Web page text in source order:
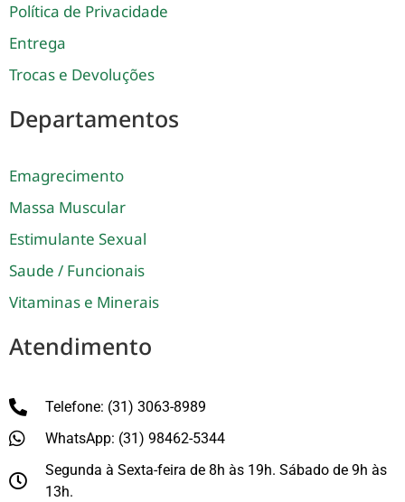
Política de Privacidade
Entrega
Trocas e Devoluções
Departamentos
Emagrecimento
Massa Muscular
Estimulante Sexual
Saude / Funcionais
Vitaminas e Minerais
Atendimento
Telefone: (31) 3063-8989
WhatsApp: (31) 98462-5344
Segunda à Sexta-feira de 8h às 19h. Sábado de 9h às
13h.